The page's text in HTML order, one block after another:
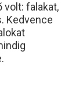
falakat,
Kedvence